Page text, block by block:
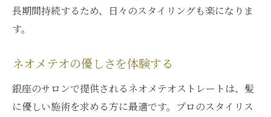
長期間持続するため、日々のスタイリングも楽になりま
す。
ネオメテオの優しさを体験する
銀座のサロンで提供されるネオメテオストレートは、髪
に優しい施術を求める方に最適です。プロのスタイリス